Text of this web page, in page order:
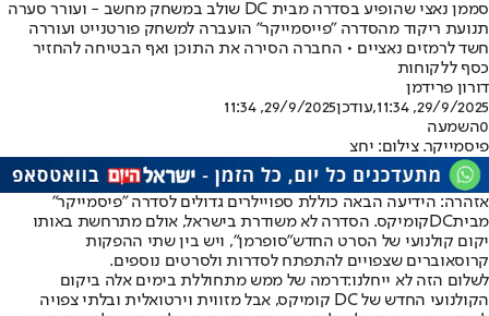
סממן נאצי שהופיע בסדרה מבית DC שולב במשחק מחשב - ועורר סערה
תנועת ריקוד מהסדרה "פייסמייקר" הועברה למשחק פורטנייט ועוררה
חשד לרמזים נאציים • החברה הסירה את התוכן ואף הבטיחה להחזיר
כסף ללקוחות
דורון פרידמן
29/9/2025, 11:34
,עודכן29/9/2025, 11:34
0השמעה
פיסמייקר. צילום: יחצ
אזהרה: הידיעה הבאה כוללת ספויילרים גדולים לסדרה "פיסמייקר"
מביתDC קומיקס. הסדרה לא משודרת בישראל, אולם מתרחשת באותו
יקום קולנועי של הסרט החדש"סופרמן", ויש בין שתי ההפקות
קרוסאוברים שצפויים להתפתח לסדרות ולסרטים נוספים.
לשלום הזה לא ייחלנו:דרמה של ממש מתחוללת בימים אלה ביקום
הקולנועי החדש של DC קומיקס, אבל מזווית וירטואלית ובלתי צפויה